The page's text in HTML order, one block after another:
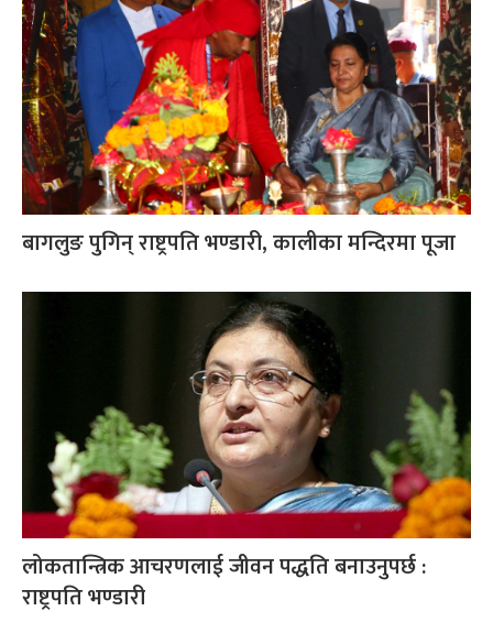
बागलुङ पुगिन् राष्ट्रपति भण्डारी, कालीका मन्दिरमा पूजा
लोकतान्त्रिक आचरणलाई जीवन पद्धति बनाउनुपर्छ :
राष्ट्रपति भण्डारी